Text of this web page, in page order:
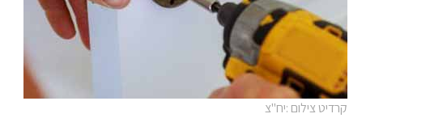
קרדיט צילום :יח"צ